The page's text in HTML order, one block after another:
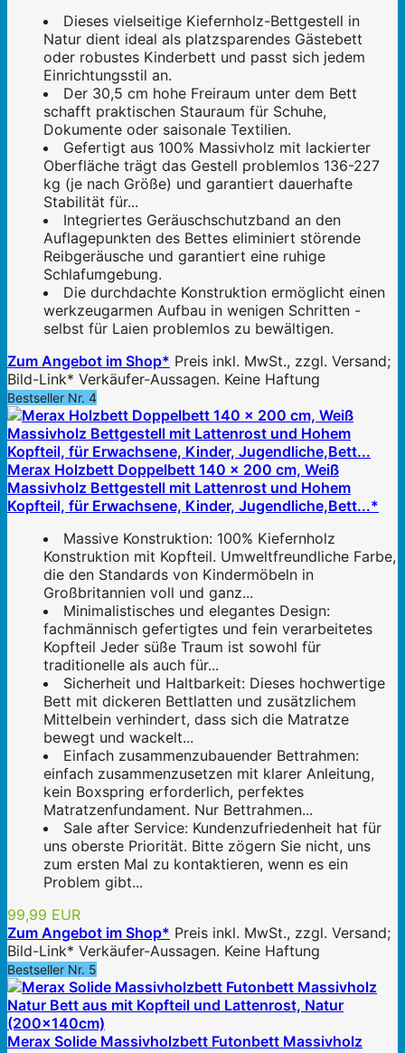
Dieses vielseitige Kiefernholz-Bettgestell in
Natur dient ideal als platzsparendes Gästebett
oder robustes Kinderbett und passt sich jedem
Einrichtungsstil an.
Der 30,5 cm hohe Freiraum unter dem Bett
schafft praktischen Stauraum für Schuhe,
Dokumente oder saisonale Textilien.
Gefertigt aus 100% Massivholz mit lackierter
Oberfläche trägt das Gestell problemlos 136-227
kg (je nach Größe) und garantiert dauerhafte
Stabilität für...
Integriertes Geräuschschutzband an den
Auflagepunkten des Bettes eliminiert störende
Reibgeräusche und garantiert eine ruhige
Schlafumgebung.
Die durchdachte Konstruktion ermöglicht einen
werkzeugarmen Aufbau in wenigen Schritten -
selbst für Laien problemlos zu bewältigen.
Zum Angebot im Shop* Preis inkl. MwSt., zzgl. Versand;
Bild-Link* Verkäufer-Aussagen. Keine Haftung
Bestseller Nr. 4
Merax Holzbett Doppelbett 140 x 200 cm, Weiß
Massivholz Bettgestell mit Lattenrost und Hohem
Kopfteil, für Erwachsene, Kinder, Jugendliche,Bett...*
Massive Konstruktion: 100% Kiefernholz
Konstruktion mit Kopfteil. Umweltfreundliche Farbe,
die den Standards von Kindermöbeln in
Großbritannien voll und ganz...
Minimalistisches und elegantes Design:
fachmännisch gefertigtes und fein verarbeitetes
Kopfteil Jeder süße Traum ist sowohl für
traditionelle als auch für...
Sicherheit und Haltbarkeit: Dieses hochwertige
Bett mit dickeren Bettlatten und zusätzlichem
Mittelbein verhindert, dass sich die Matratze
bewegt und wackelt...
Einfach zusammenzubauender Bettrahmen:
einfach zusammenzusetzen mit klarer Anleitung,
kein Boxspring erforderlich, perfektes
Matratzenfundament. Nur Bettrahmen...
Sale after Service: Kundenzufriedenheit hat für
uns oberste Priorität. Bitte zögern Sie nicht, uns
zum ersten Mal zu kontaktieren, wenn es ein
Problem gibt...
99,99 EUR
Zum Angebot im Shop* Preis inkl. MwSt., zzgl. Versand;
Bild-Link* Verkäufer-Aussagen. Keine Haftung
Bestseller Nr. 5
Merax Solide Massivholzbett Futonbett Massivholz